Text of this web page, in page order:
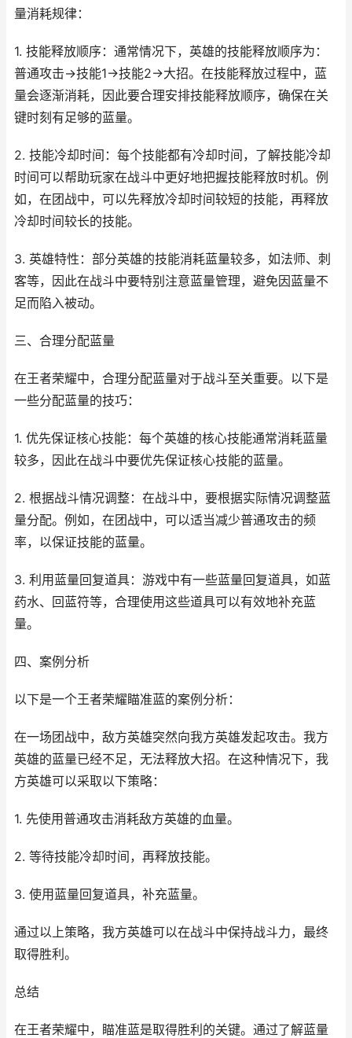
量消耗规律：
1. 技能释放顺序：通常情况下，英雄的技能释放顺序为：
普通攻击→技能1→技能2→大招。在技能释放过程中，蓝
量会逐渐消耗，因此要合理安排技能释放顺序，确保在关
键时刻有足够的蓝量。
2. 技能冷却时间：每个技能都有冷却时间，了解技能冷却
时间可以帮助玩家在战斗中更好地把握技能释放时机。例
如，在团战中，可以先释放冷却时间较短的技能，再释放
冷却时间较长的技能。
3. 英雄特性：部分英雄的技能消耗蓝量较多，如法师、刺
客等，因此在战斗中要特别注意蓝量管理，避免因蓝量不
足而陷入被动。
三、合理分配蓝量
在王者荣耀中，合理分配蓝量对于战斗至关重要。以下是
一些分配蓝量的技巧：
1. 优先保证核心技能：每个英雄的核心技能通常消耗蓝量
较多，因此在战斗中要优先保证核心技能的蓝量。
2. 根据战斗情况调整：在战斗中，要根据实际情况调整蓝
量分配。例如，在团战中，可以适当减少普通攻击的频
率，以保证技能的蓝量。
3. 利用蓝量回复道具：游戏中有一些蓝量回复道具，如蓝
药水、回蓝符等，合理使用这些道具可以有效地补充蓝
量。
四、案例分析
以下是一个王者荣耀瞄准蓝的案例分析：
在一场团战中，敌方英雄突然向我方英雄发起攻击。我方
英雄的蓝量已经不足，无法释放大招。在这种情况下，我
方英雄可以采取以下策略：
1. 先使用普通攻击消耗敌方英雄的血量。
2. 等待技能冷却时间，再释放技能。
3. 使用蓝量回复道具，补充蓝量。
通过以上策略，我方英雄可以在战斗中保持战斗力，最终
取得胜利。
总结
在王者荣耀中，瞄准蓝是取得胜利的关键。通过了解蓝量